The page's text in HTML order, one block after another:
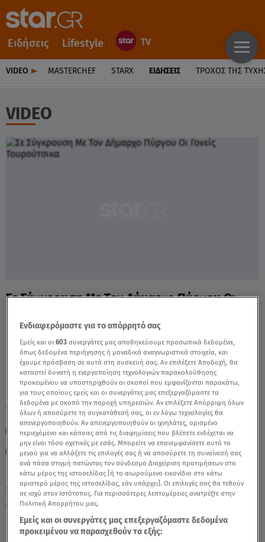
Ειδήσεις Lifestyle
VIDEO MASTERCHEF STARX ΕΙΔΉΣΕΙΣ ΤΡΟΧΌΣ ΤΗΣ
VIDEO
Σάββατο 8 Αυγούστου 2026
17.09.24, 14:44 ΕΛΛΑΔΑ
Σε Σύγκρουση Με Τον Δήμαρχο Πύργου Οι
TAGS: ΜΑΡΙΟΣ - ΜΙΧΑΗΛ ΤΟΥΡΟΥΤΣΙΚΑΣ PHANTOM
ΠΤΩΣΗ ΑΕΡΟΣΚΑΦΟΥΣ
ΣΥΝΤΡΙΒΗ ΑΕΡΟΣΚΑΦΟΥΣ
ΑΝΔΡΑΒΙΔΑ
Ενδιαφερόμαστε για το απόρρητό σας
Εμείς και οι603 συνεργάτες μας αποθηκεύουμε προσωπικά δεδομένα,
όπως δεδομένα περιήγησης ή μοναδικά αναγνωριστικά στοιχεία, και
έχουμε πρόσβαση σε αυτά στη συσκευή σας. Αν επιλέξετε Αποδοχή, θα
καταστεί δυνατή η ενεργοποίηση τεχνολογιών παρακολούθησης
προκειμένου να υποστηριχθούν οι σκοποί που εμφανίζονται παρακάτω,
για τους οποίους εμείς και οι συνεργάτες μας επεξεργαζόμαστε τα
δεδομένα με σκοπό την παροχή υπηρεσιών. Αν επιλέξετε Απόρριψη όλων
όλων ή αποσύρετε τη συγκατάθεσή σας, οι εν λόγω τεχνολογίες θα
απενεργοποιηθούν. Αν απενεργοποιηθούν οι ιχνηλάτες, ορισμένο
περιεχόμενο και κάποιες από τις διαφημίσεις που βλέπετε ενδέχεται να
μην είναι τόσο σχετικές με εσάς. Μπορείτε να επανεμφανίσετε αυτό το
μενού για να αλλάξετε τις επιλογές σας ή να αποσύρετε τη συναίνεσή σας
ανά πάσα στιγμή πατώντας τον σύνδεσμο Διαχείριση προτιμήσεων στο
κάτω μέρος της ιστοσελίδας [ή το αιωρούμενο εικονίδιο στο κάτω
αριστερό μέρος της ιστοσελίδας, εάν υπάρχει]. Οι επιλογές σας θα τεθούν
σε ισχύ στον Ιστότοπος. Για περισσότερες λεπτομέρειες ανατρέξτε στην
Πολιτική Απορρήτου μας.
Εμείς και οι συνεργάτες μας επεξεργαζόμαστε δεδομένα
προκειμένου να παρασχεθούν τα εξής: